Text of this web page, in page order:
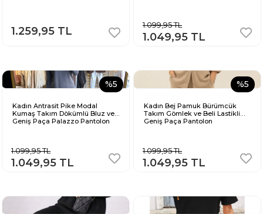
1.259,95 TL
1.099,95 TL
1.049,95 TL
%5
Kadın Antrasit Pike Modal
Kumaş Takım Dökümlü Bluz ve
Geniş Paça Palazzo Pantolon
1.099,95 TL
1.049,95 TL
%5
Kadın Bej Pamuk Bürümcük
Takım Gömlek ve Beli Lastikli
Geniş Paça Pantolon
1.099,95 TL
1.049,95 TL